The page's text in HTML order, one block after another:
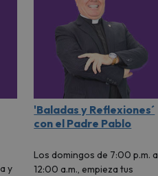
y
'Baladas y Reflexiones´
con el Padre Pablo
Los domingos de 7:00 p.m. a
12:00 a.m., empieza tus